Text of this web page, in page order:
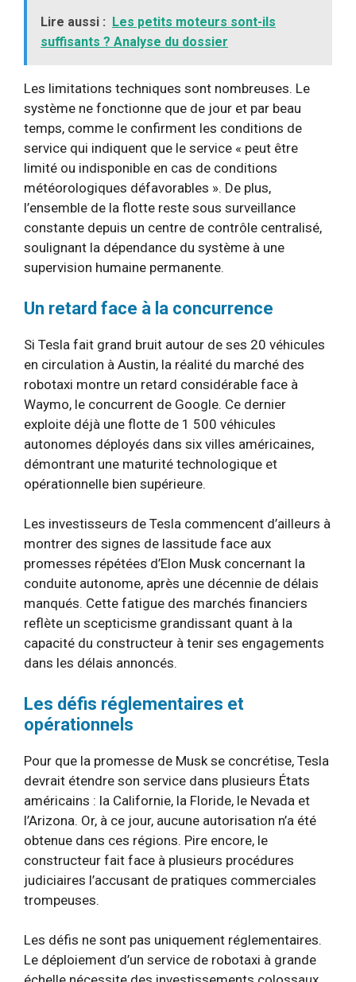
Lire aussi : Les petits moteurs sont-ils
suffisants ? Analyse du dossier
Les limitations techniques sont nombreuses. Le
système ne fonctionne que de jour et par beau
temps, comme le confirment les conditions de
service qui indiquent que le service « peut être
limité ou indisponible en cas de conditions
météorologiques défavorables ». De plus,
l’ensemble de la flotte reste sous surveillance
constante depuis un centre de contrôle centralisé,
soulignant la dépendance du système à une
supervision humaine permanente.
Un retard face à la concurrence
Si Tesla fait grand bruit autour de ses 20 véhicules
en circulation à Austin, la réalité du marché des
robotaxi montre un retard considérable face à
Waymo, le concurrent de Google. Ce dernier
exploite déjà une flotte de 1 500 véhicules
autonomes déployés dans six villes américaines,
démontrant une maturité technologique et
opérationnelle bien supérieure.
Les investisseurs de Tesla commencent d’ailleurs à
montrer des signes de lassitude face aux
promesses répétées d’Elon Musk concernant la
conduite autonome, après une décennie de délais
manqués. Cette fatigue des marchés financiers
reflète un scepticisme grandissant quant à la
capacité du constructeur à tenir ses engagements
dans les délais annoncés.
Les défis réglementaires et
opérationnels
Pour que la promesse de Musk se concrétise, Tesla
devrait étendre son service dans plusieurs États
américains : la Californie, la Floride, le Nevada et
l’Arizona. Or, à ce jour, aucune autorisation n’a été
obtenue dans ces régions. Pire encore, le
constructeur fait face à plusieurs procédures
judiciaires l’accusant de pratiques commerciales
trompeuses.
Les défis ne sont pas uniquement réglementaires.
Le déploiement d’un service de robotaxi à grande